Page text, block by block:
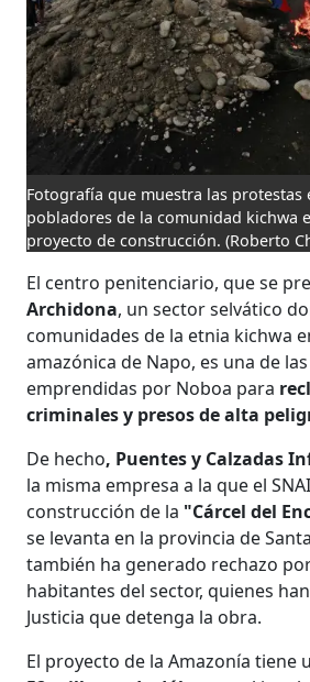
Fotografía que muestra las
pobladores de la comunidad kichwa
proyecto de construcción. (Roberto
El centro penitenciario, que se
Archidona, un sector selvático
comunidades de la etnia kichwa
amazónica de Napo, es una de
emprendidas por Noboa para
criminales y presos de alta
De hecho, Puentes y Calzadas
la misma empresa a la que el
construcción de la "Cárcel del
se levanta en la provincia de
también ha generado rechazo
habitantes del sector, quienes
Justicia que detenga la obra.
El proyecto de la Amazonía tiene